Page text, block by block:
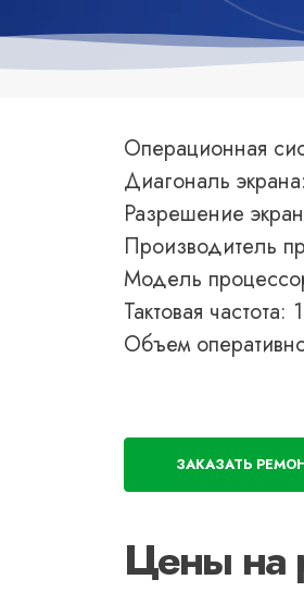
Операционная
Диагональ
Разрешение
Производитель
Модель
Тактовая частота:
Объем
ЗАКАЗАТЬ
Цены на